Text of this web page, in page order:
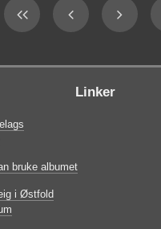
Linker
bruke albumet
i Østfold